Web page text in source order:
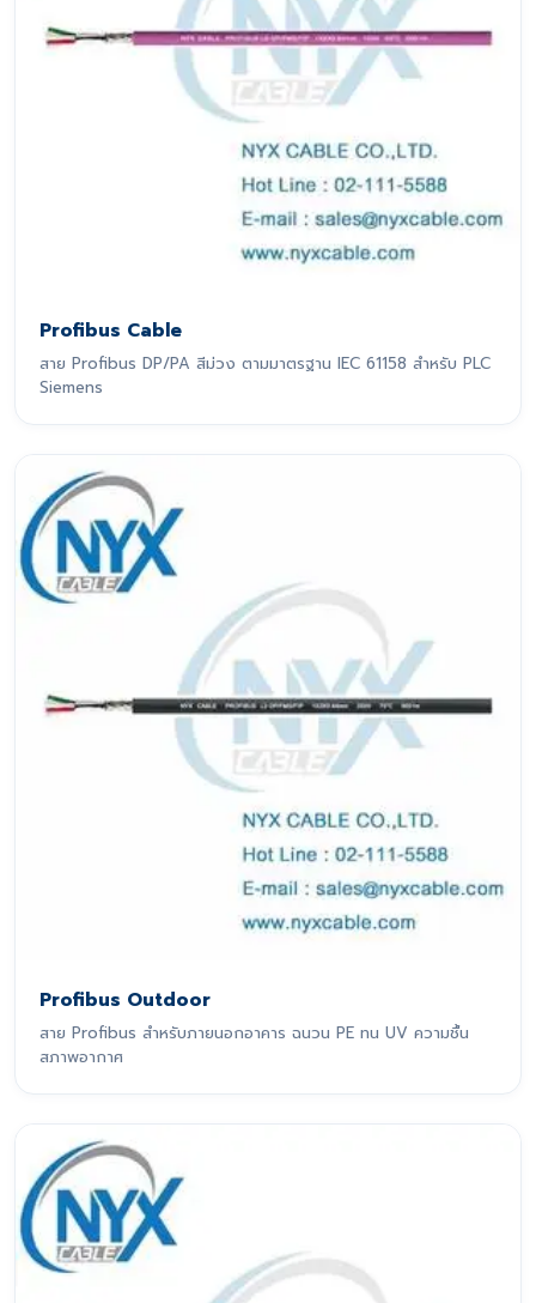
Profibus Cable
สาย Profibus DP/PA สีม่วง ตามมาตรฐาน IEC 61158 สำหรับ PLC
Siemens
Profibus Outdoor
สาย Profibus สำหรับภายนอกอาคาร ฉนวน PE ทน UV ความชื้น
สภาพอากาศ